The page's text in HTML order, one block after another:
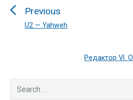
записям
Previous
Previous
U2 — Yahweh
Редактор VI.
Primary
Sidebar
for: